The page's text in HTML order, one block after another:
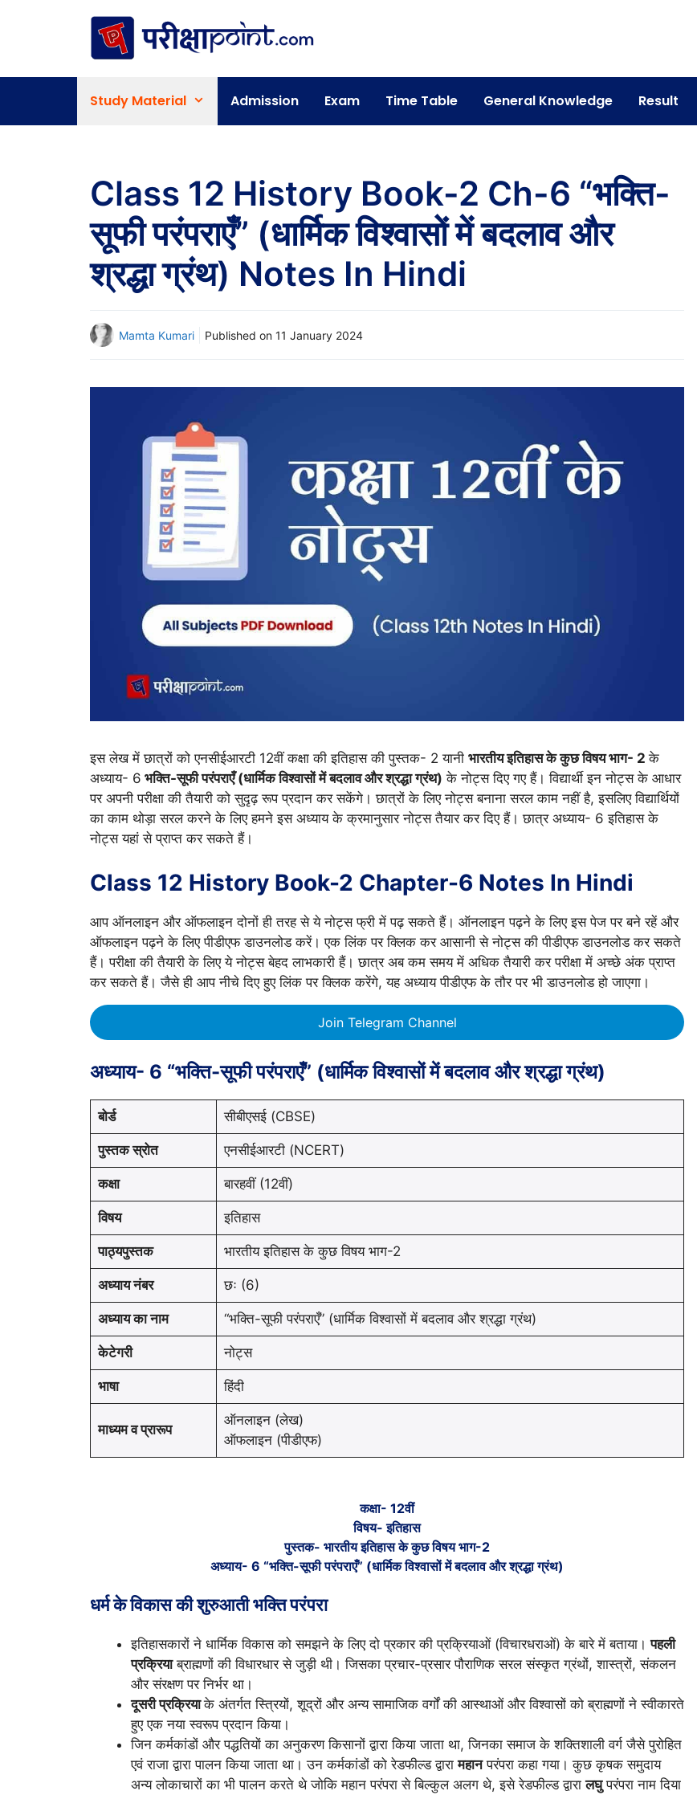
Study Material Admission Exam Time Table General Knowledge Result
Class 12 History Book-2 Ch-6 “भक्ति-
सूफी परंपराएँ” (धार्मिक विश्वासों में बदलाव और
श्रद्धा ग्रंथ) Notes In Hindi
Mamta Kumari Published on 11 January 2024
इस लेख में छात्रों को एनसीईआरटी 12वीं कक्षा की इतिहास की पुस्तक- 2 यानी भारतीय इतिहास के कुछ विषय भाग- 2के
अध्याय- 6 भक्ति-सूफी परंपराएँ (धार्मिक विश्वासों में बदलाव और श्रद्धा ग्रंथ) के नोट्स दिए गए हैं। विद्यार्थी इन नोट्स के आधार
पर अपनी परीक्षा की तैयारी को सुदृढ़ रूप प्रदान कर सकेंगे। छात्रों के लिए नोट्स बनाना सरल काम नहीं है, इसलिए विद्यार्थियों
का काम थोड़ा सरल करने के लिए हमने इस अध्याय के क्रमानुसार नोट्स तैयार कर दिए हैं। छात्र अध्याय- 6 इतिहास के
नोट्स यहां से प्राप्त कर सकते हैं।
Class 12 History Book-2 Chapter-6 Notes In Hindi
आप ऑनलाइन और ऑफलाइन दोनों ही तरह से ये नोट्स फ्री में पढ़ सकते हैं। ऑनलाइन पढ़ने के लिए इस पेज पर बने रहें और
ऑफलाइन पढ़ने के लिए पीडीएफ डाउनलोड करें। एक लिंक पर क्लिक कर आसानी से नोट्स की पीडीएफ डाउनलोड कर सकते
हैं। परीक्षा की तैयारी के लिए ये नोट्स बेहद लाभकारी हैं। छात्र अब कम समय में अधिक तैयारी कर परीक्षा में अच्छे अंक प्राप्त
कर सकते हैं। जैसे ही आप नीचे दिए हुए लिंक पर क्लिक करेंगे, यह अध्याय पीडीएफ के तौर पर भी डाउनलोड हो जाएगा।
Join Telegram Channel
अध्याय- 6 “भक्ति-सूफी परंपराएँ” (धार्मिक विश्वासों में बदलाव और श्रद्धा ग्रंथ)
बोर्ड सीबीएसई (CBSE)
पुस्तक स्रोत एनसीईआरटी (NCERT)
कक्षा बारहवीं (12वीं)
विषय इतिहास
पाठ्यपुस्तक भारतीय इतिहास के कुछ विषय भाग-2
अध्याय नंबर छः (6)
अध्याय का नाम “भक्ति-सूफी परंपराएँ” (धार्मिक विश्वासों में बदलाव और श्रद्धा ग्रंथ)
केटेगरी नोट्स
भाषा हिंदी
माध्यम व प्रारूप
ऑनलाइन (लेख)
ऑफलाइन (पीडीएफ)
कक्षा- 12वीं
विषय- इतिहास
पुस्तक- भारतीय इतिहास के कुछ विषय भाग-2
अध्याय- 6 “भक्ति-सूफी परंपराएँ” (धार्मिक विश्वासों में बदलाव और श्रद्धा ग्रंथ)
धर्म के विकास की शुरुआती भक्ति परंपरा
इतिहासकारों ने धार्मिक विकास को समझने के लिए दो प्रकार की प्रक्रियाओं (विचारधराओं) के बारे में बताया।पहली
प्रक्रियाब्राह्मणों की विधारधार से जुड़ी थी। जिसका प्रचार-प्रसार पौराणिक सरल संस्कृत ग्रंथों, शास्त्रों, संकलन
और संरक्षण पर निर्भर था।
दूसरी प्रक्रियाके अंतर्गत स्त्रियों, शूद्रों और अन्य सामाजिक वर्गों की आस्थाओं और विश्वासों को ब्राह्मणों ने स्वीकारते
हुए एक नया स्वरूप प्रदान किया।
जिन कर्मकांडों और पद्धतियों का अनुकरण किसानों द्वारा किया जाता था, जिनका समाज के शक्तिशाली वर्ग जैसे पुरोहित
एवं राजा द्वारा पालन किया जाता था। उन कर्मकांडों को रेडफील्ड द्वारामहानपरंपरा कहा गया। कुछ कृषक समुदाय
अन्य लोकाचारों का भी पालन करते थे जोकि महान परंपरा से बिल्कुल अलग थे, इसे रेडफील्ड द्वारालघुपरंपरा नाम दिया